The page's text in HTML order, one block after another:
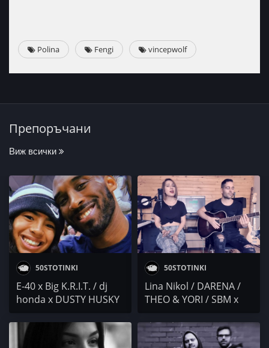
Polina Fengi vincepwolf
Препоръчани
Виж всички
50STOTINKI
E-40 x Big K.R.I.T. / dj
honda x DUSTY HUSKY
The Rapper x Lil Baby x
Clemm Rishad
50STOTINKI
Lina Nikol / DARENA /
THEO & YORI / SBM x